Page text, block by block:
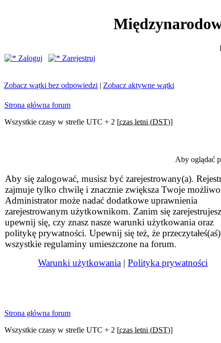
Zaloguj
Zarejestruj
Zobacz wątki bez odpowiedzi | Zobacz aktywne wątki
Strona główna forum
Wszystkie czasy w strefie UTC + 2 [czas letni (DST)]
Aby oglądać
Aby się zalogować, musisz być zarejestrowany(a).
zajmuje tylko chwilę i znacznie zwiększa Twoje
Administrator może nadać dodatkowe uprawnienia
zarejestrowanym użytkownikom. Zanim się
upewnij się, czy znasz nasze warunki użytkowania oraz
politykę prywatności. Upewnij się też, że przeczytałeś(aś)
wszystkie regulaminy umieszczone na forum.
Warunki użytkowania | Polityka prywatności
Strona główna forum
Wszystkie czasy w strefie UTC + 2 [czas letni (DST)]